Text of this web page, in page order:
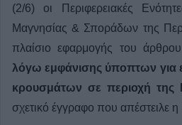
(2/6) οι Περιφερειακές
Μαγνησίας & Σποράδων της
πλαίσιο εφαρμογής του
λόγω εμφάνισης ύποπτων για
κρουσμάτων σε περιοχή της
σχετικό έγγραφο που απέστειλε